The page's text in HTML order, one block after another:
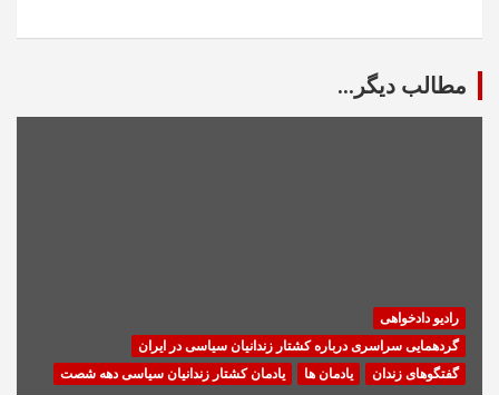
مطالب دیگر...
رادیو دادخواهی
گردهمایی سراسری درباره کشتار زندانیان سیاسی در ایران
گفتگوهای زندان
یادمان ها یادمان کشتار زندانیان سیاسی دهه شصت